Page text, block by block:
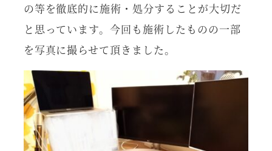
の等を徹底的に施術・処分することが大切だ
と思っています。今回も施術したものの一部
を写真に撮らせて頂きました。